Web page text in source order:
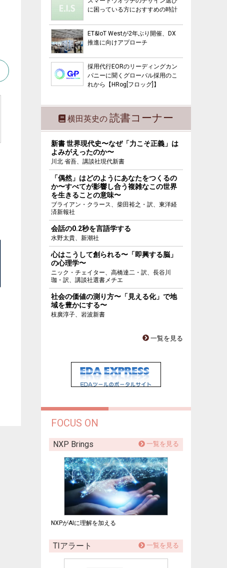
に困っている方におすすめの時計
ET&IoT Westが2年ぶり開催、DX
推進に向けアプローチ
採用代行EORのリーディングカン
パニーに聞くグローバル採用のこ
れから【HRog[フロッグ]】
横田英史の 読書コーナー
新書 世界現代史〜なぜ「力こそ正義」は
よみがえったのか〜
川北 省吾、講談社現代新書
「偶然」はどのようにあなたをつくるの
か〜すべてが影響し合う複雑なこの世界
を生きることの意味〜
ブライアン・クラース、柴田裕之・訳、東洋経
済新報社
会話の0.2秒を言語学する
水野太貴、新潮社
心はこうして創られる〜「即興する脳」
の心理学〜
ニック・チェイター、高橋達二・訳、長谷川
珈・訳、講談社選書メチエ
社会の価値の測り方〜「見える化」で地
域を豊かにする〜
枝廣淳子、岩波新書
一覧を見る
FOCUS ON
NXP Brings 一覧を見る
NXPがAIに理解を加える
TIアラート 一覧を見る